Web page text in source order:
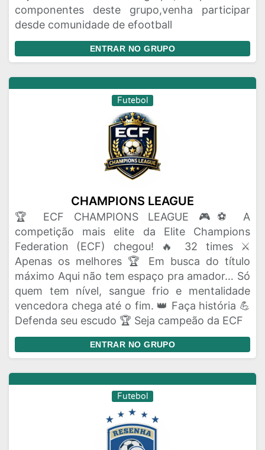
componentes deste grupo,venha participar
desde comunidade de efootball
ENTRAR NO GRUPO
Futebol
CHAMPIONS LEAGUE
🏆 ECF CHAMPIONS LEAGUE 🎮⚽ A
competição mais elite da Elite Champions
Federation (ECF) chegou! 🔥 32 times ⚔️
Apenas os melhores 🏆 Em busca do título
máximo Aqui não tem espaço pra amador… Só
quem tem nível, sangue frio e mentalidade
vencedora chega até o fim. 👑 Faça história 💪
Defenda seu escudo 🏆 Seja campeão da ECF
ENTRAR NO GRUPO
Futebol